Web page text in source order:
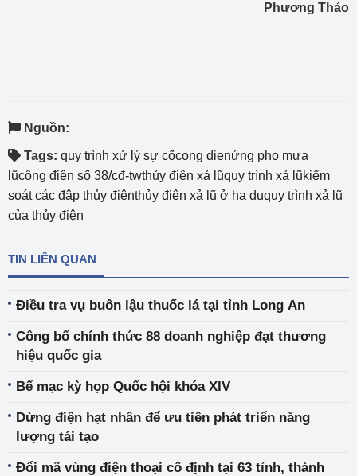
Phương Thảo
Nguồn:
Tags: quy trình xử lý sự cốcong dienứng pho mưa
lũcông điện số 38/cđ-twthủy điện xả lũquy trình xả lũkiểm
soát các đập thủy điệnthủy điện xả lũ ở hạ duquy trình xả lũ
của thủy điện
TIN LIÊN QUAN
Điều tra vụ buôn lậu thuốc lá tại tỉnh Long An
Công bố chính thức 88 doanh nghiệp đạt thương
hiệu quốc gia
Bế mạc kỳ họp Quốc hội khóa XIV
Dừng điện hạt nhân để ưu tiên phát triển năng
lượng tái tạo
Đổi mã vùng điện thoại cố định tại 63 tỉnh, thành